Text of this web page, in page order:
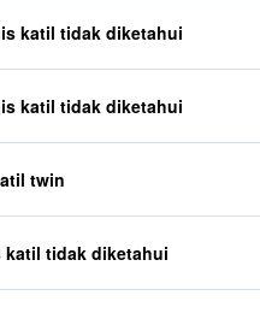
katil tidak diketahui
katil tidak diketahui
twin
katil tidak diketahui